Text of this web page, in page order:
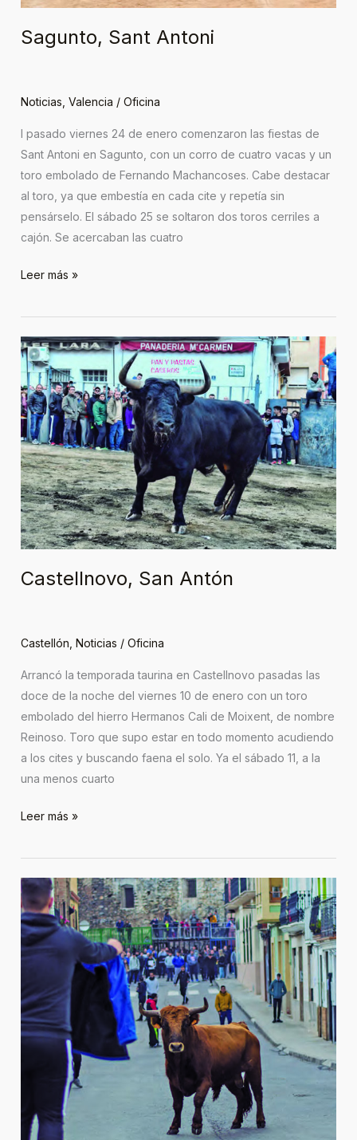
Sagunto, Sant Antoni
Noticias Valencia / Oficina
l pasado viernes 24 de enero comenzaron las fiestas de
Sant Antoni en Sagunto, con un corro de cuatro vacas y un
toro embolado de Fernando Machancoses. Cabe destacar
al toro, ya que embestía en cada cite y repetía sin
pensárselo. El sábado 25 se soltaron dos toros cerriles a
cajón. Se acercaban las cuatro
Leer más »
Castellnovo, San Antón
Castellón Noticias / Oficina
Arrancó la temporada taurina en Castellnovo pasadas las
doce de la noche del viernes 10 de enero con un toro
embolado del hierro Hermanos Cali de Moixent, de nombre
Reinoso. Toro que supo estar en todo momento acudiendo
a los cites y buscando faena el solo. Ya el sábado 11, a la
una menos cuarto
Castellnovo,
San
Antón
Leer más »
Jérica,
Santa
Águeda